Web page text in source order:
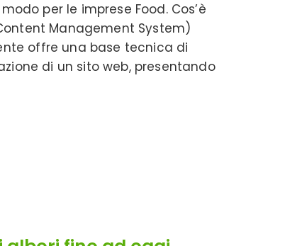
per le imprese Food. Cos’è
Management System)
offre una base tecnica di
di un sito web, presentando